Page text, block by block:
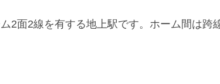
2面2線を有する地上駅です。ホーム間は跨